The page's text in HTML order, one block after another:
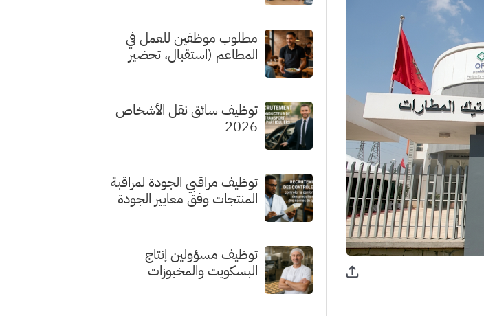
مطلوب موظفين للعمل في
المطاعم (استقبال، تحضير
توظيف سائق نقل الأشخاص
2026
توظيف مراقبي الجودة لمراقبة
المنتجات وفق معايير الجودة
توظيف مسؤولين إنتاج
البسكويت والمخبوزات